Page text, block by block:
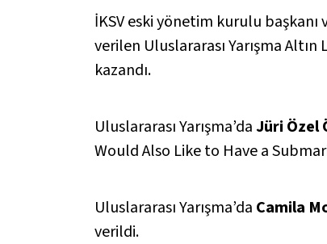
İKSV eski yönetim kurulu başkanı
verilen Uluslararası Yarışma
kazandı.
Uluslararası Yarışma’daJüri Özel
Would Also Like to Have a
Uluslararası Yarışma’da Camila
verildi.